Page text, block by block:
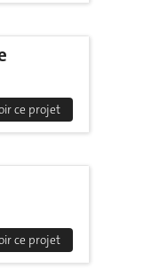
ce projet
ce projet